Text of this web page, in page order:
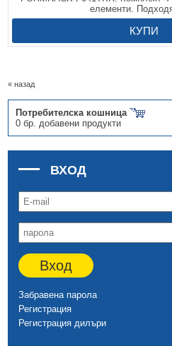
елементи.
КУПИ
« назад
Потребителска кошница
0 бр. добавени продукти
ВХОД
Вход
Забравена парола
Регистрация
Регистрация дилъри